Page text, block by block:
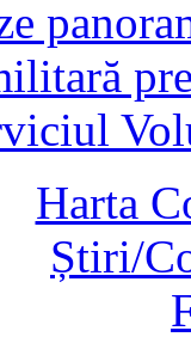
Harta
Știri/